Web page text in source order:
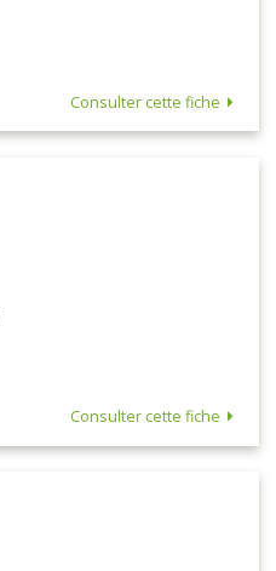
Consulter cette fiche
Consulter cette fiche